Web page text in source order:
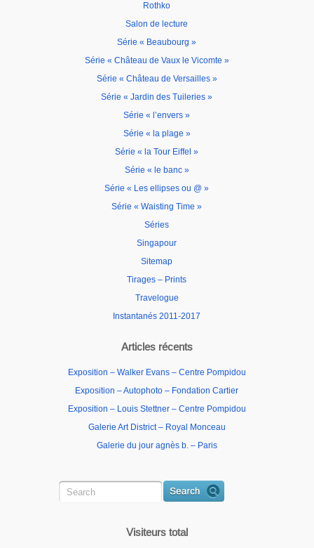
Rothko
Salon de lecture
Série « Beaubourg »
Série « Château de Vaux le Vicomte »
Série « Château de Versailles »
Série « Jardin des Tuileries »
Série « l’envers »
Série « la plage »
Série « la Tour Eiffel »
Série « le banc »
Série « Les ellipses ou @ »
Série « Waisting Time »
Séries
Singapour
Sitemap
Tirages – Prints
Travelogue
Instantanés 2011-2017
Articles récents
Exposition – Walker Evans – Centre Pompidou
Exposition – Autophoto – Fondation Cartier
Exposition – Louis Stettner – Centre Pompidou
Galerie Art District – Royal Monceau
Galerie du jour agnès b. – Paris
Visiteurs total